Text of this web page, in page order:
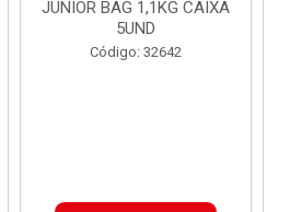
JUNIOR BAG 1,1KG CAIXA
5UND
Código: 32642